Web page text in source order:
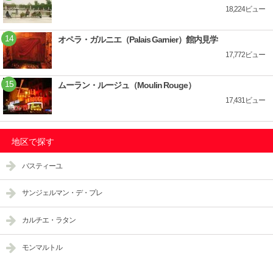
18,224ビュー
オペラ・ガルニエ（Palais Garnier）館内見学
17,772ビュー
ムーラン・ルージュ（Moulin Rouge）
17,431ビュー
地区で探す
バスティーユ
サンジェルマン・デ・プレ
カルチエ・ラタン
モンマルトル